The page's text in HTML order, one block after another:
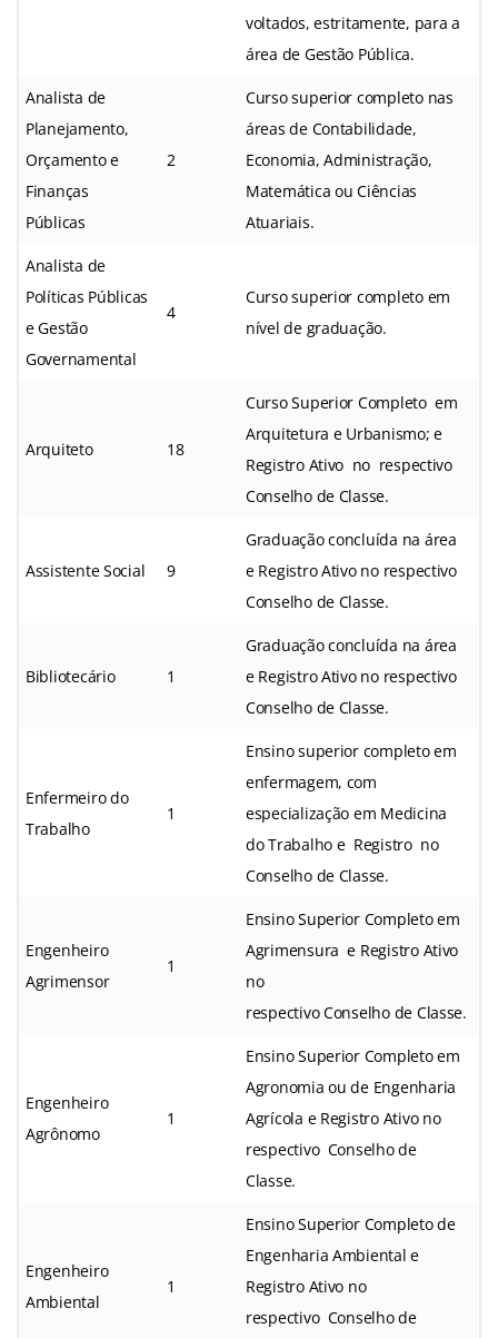
voltados, estritamente, para a
área de Gestão Pública.
Analista de
Planejamento,
Orçamento e
Finanças
Públicas
2
Curso superior completo nas
áreas de Contabilidade,
Economia, Administração,
Matemática ou Ciências
Atuariais.
Analista de
Políticas Públicas
e Gestão
Governamental
4
Curso superior completo em
nível de graduação.
Arquiteto 18
Curso Superior Completo em
Arquitetura e Urbanismo; e
Registro Ativo no respectivo
Conselho de Classe.
Assistente Social 9
Graduação concluída na área
e Registro Ativo no respectivo
Conselho de Classe.
Bibliotecário 1
Graduação concluída na área
e Registro Ativo no respectivo
Conselho de Classe.
Enfermeiro do
Trabalho
1
Ensino superior completo em
enfermagem, com
especialização em Medicina
do Trabalho e Registro no
Conselho de Classe.
Engenheiro
Agrimensor
1
Ensino Superior Completo em
Agrimensura e Registro Ativo
no
respectivo Conselho de Classe.
Engenheiro
Agrônomo
1
Ensino Superior Completo em
Agronomia ou de Engenharia
Agrícola e Registro Ativo no
respectivo Conselho de
Classe.
Engenheiro
Ambiental
1
Ensino Superior Completo de
Engenharia Ambiental e
Registro Ativo no
respectivo Conselho de